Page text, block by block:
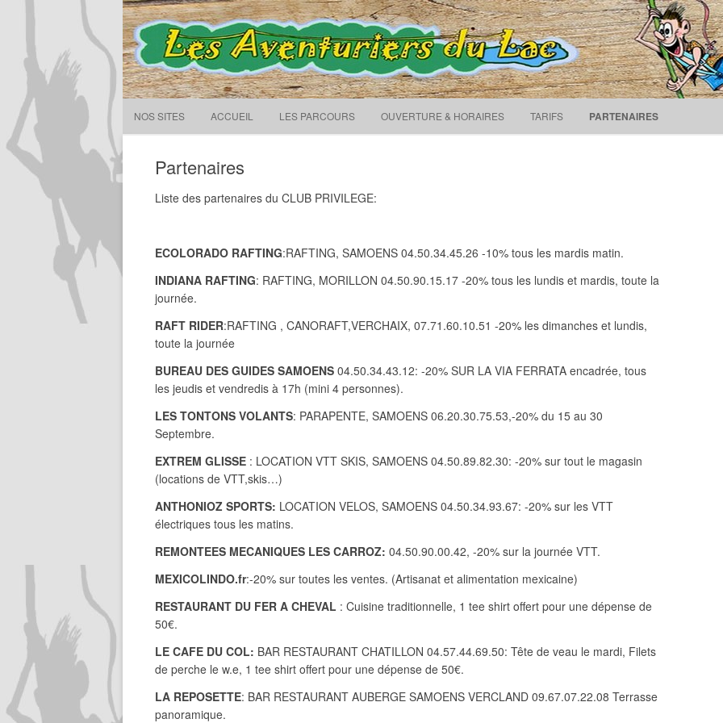
Les Aventuriers du Lac – Morillon Acrobranche au lac bleu de Morillon
Recherche
NOS SITES ACCUEIL LES PARCOURS OUVERTURE & HORAIRES TARIFS PARTENAIRES
Partenaires
Liste des partenaires du CLUB PRIVILEGE:
ECOLORADO RAFTING:RAFTING, SAMOENS 04.50.34.45.26 -10% tous les mardis matin.
INDIANA RAFTING: RAFTING, MORILLON 04.50.90.15.17 -20% tous les lundis et mardis, toute la
journée.
RAFT RIDER:RAFTING , CANORAFT,VERCHAIX, 07.71.60.10.51 -20% les dimanches et lundis,
toute la journée
BUREAU DES GUIDES SAMOENS 04.50.34.43.12: -20% SUR LA VIA FERRATA encadrée, tous
les jeudis et vendredis à 17h (mini 4 personnes).
LES TONTONS VOLANTS: PARAPENTE, SAMOENS 06.20.30.75.53,-20% du 15 au 30
Septembre.
EXTREM GLISSE : LOCATION VTT SKIS, SAMOENS 04.50.89.82.30: -20% sur tout le magasin
(locations de VTT,skis…)
ANTHONIOZ SPORTS: LOCATION VELOS, SAMOENS 04.50.34.93.67: -20% sur les VTT
électriques tous les matins.
REMONTEES MECANIQUES LES CARROZ: 04.50.90.00.42, -20% sur la journée VTT.
MEXICOLINDO.fr:-20% sur toutes les ventes. (Artisanat et alimentation mexicaine)
RESTAURANT DU FER A CHEVAL : Cuisine traditionnelle, 1 tee shirt offert pour une dépense de
50€.
LE CAFE DU COL: BAR RESTAURANT CHATILLON 04.57.44.69.50: Tête de veau le mardi, Filets
de perche le w.e, 1 tee shirt offert pour une dépense de 50€.
LA REPOSETTE: BAR RESTAURANT AUBERGE SAMOENS VERCLAND 09.67.07.22.08 Terrasse
panoramique.